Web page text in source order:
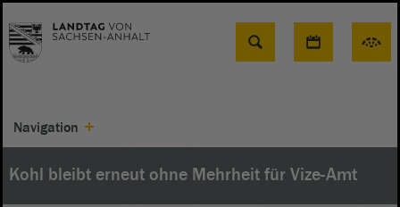
Suche
Navigation
Kohl bleibt erneut ohne Mehrheit für Vize-Amt